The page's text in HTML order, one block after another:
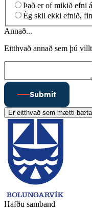
Það er of mikið efni
Ég skil ekki efnið,
Annað...
Eitthvað annað sem þú
Submit
Er eitthvað sem mætti
Hafðu samband